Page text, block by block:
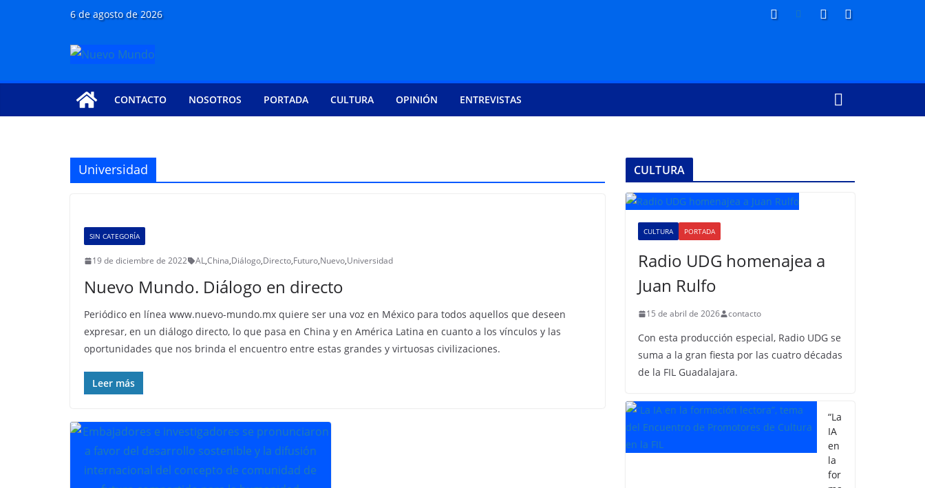
6 de agosto de 2026
CONTACTO NOSOTROS PORTADA CULTURA OPINIÓN ENTREVISTAS
Universidad
SIN CATEGORÍA
19 de diciembre de 2022 AL,China,Diálogo,Directo,Futuro,Nuevo,Universidad
Nuevo Mundo. Diálogo en directo
Periódico en línea www.nuevo-mundo.mx quiere ser una voz en México para todos aquellos que deseen
expresar, en un diálogo directo, lo que pasa en China y en América Latina en cuanto a los vínculos y las
oportunidades que nos brinda el encuentro entre estas grandes y virtuosas civilizaciones.
Leer más
CULTURA
CULTURA PORTADA
Radio UDG homenajea a
Juan Rulfo
15 de abril de 2026 contacto
Con esta producción especial, Radio UDG se
suma a la gran fiesta por las cuatro décadas
de la FIL Guadalajara.
“La
IA
en
la
for